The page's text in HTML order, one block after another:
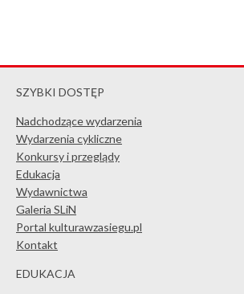
SZYBKI DOSTĘP
Nadchodzące wydarzenia
Wydarzenia cykliczne
Konkursy i przeglądy
Edukacja
Wydawnictwa
Galeria SLiN
Portal kulturawzasiegu.pl
Kontakt
EDUKACJA